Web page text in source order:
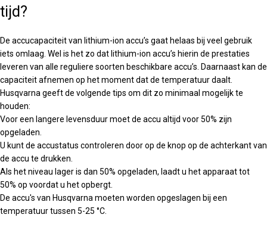
tijd?
De accucapaciteit van lithium-ion accu’s gaat helaas bij veel gebruik
iets omlaag. Wel is het zo dat lithium-ion accu’s hierin de prestaties
leveren van alle reguliere soorten beschikbare accu’s. Daarnaast kan de
capaciteit afnemen op het moment dat de temperatuur daalt.
Husqvarna geeft de volgende tips om dit zo minimaal mogelijk te
houden:
Voor een langere levensduur moet de accu altijd voor 50% zijn
opgeladen.
U kunt de accustatus controleren door op de knop op de achterkant van
de accu te drukken.
Als het niveau lager is dan 50% opgeladen, laadt u het apparaat tot
50% op voordat u het opbergt.
De accu's van Husqvarna moeten worden opgeslagen bij een
temperatuur tussen 5-25 °C.